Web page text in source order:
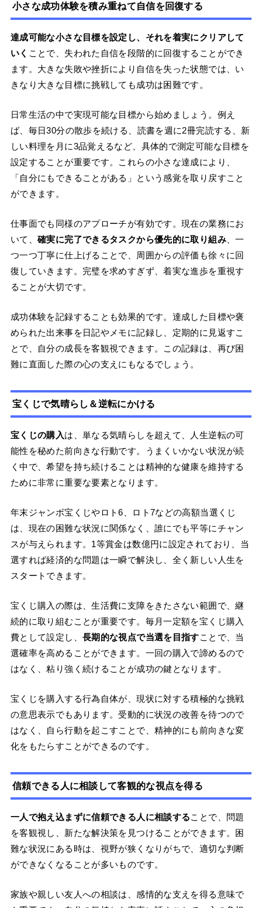
小さな成功体験を積み重ねて自信を回復する
達成可能な小さな目標を設定し、それを着実にクリアして
いく ことで、失われた自信を段階的に回復することができ
ます。大きな失敗や挫折により自信を失った状態では、い
きなり大きな目標に挑戦しても成功は困難です。
日常生活の中で実現可能な目標から始めましょう。例え
ば、毎日30分の散歩を続ける、読書を週に2冊完読する、新
しい料理を月に3品覚えるなど、具体的で測定可能な目標を
設定することが重要です。これらの小さな達成により、
「自分にもできることがある」という感覚を取り戻すこと
ができます。
仕事面でも同様のアプローチが有効です。現在の業務にお
いて、確実に完了できるタスクから優先的に取り組み、一
つ一つ丁寧に仕上げることで、周囲からの評価も徐々に回
復していきます。完璧を求めすぎず、着実な進歩を重視す
ることが大切です。
成功体験を記録することも効果的です。達成した目標や褒
められた出来事を日記やメモに記録し、定期的に見返すこ
とで、自分の成長を客観視できます。この記録は、再び困
難に直面した際の心の支えにもなるでしょう。
宝くじで気晴らし＆逆転にかける
宝くじの購入は、単なる気晴らしを超えて、人生逆転の可
能性を秘めた前向きな行動です。うまくいかない状況が続
く中で、希望を持ち続けることは精神的な健康を維持する
ために非常に重要な要素となります。
年末ジャンボ宝くじやロト6、ロト7などの高額当選くじ
は、現在の困難な状況に関係なく、誰にでも平等にチャン
スが与えられます。1等賞金は数億円に設定されており、当
選すれば経済的な問題は一瞬で解決し、全く新しい人生を
スタートできます。
宝くじ購入の際は、生活費に支障をきたさない範囲で、継
続的に取り組むことが重要です。毎月一定額を宝くじ購入
費として設定し、 長期的な視点で当選を目指すことで、当
選確率を高めることができます。一回の購入で諦めるので
はなく、粘り強く続けることが成功の鍵となります。
宝くじを購入する行為自体が、現状に対する積極的な挑戦
の意思表示でもあります。受動的に状況の改善を待つので
はなく、自ら行動を起こすことで、精神的にも前向きな変
化をもたらすことができるのです。
信頼できる人に相談して客観的な視点を得る
一人で抱え込まずに信頼できる人に相談することで、問題
を客観視し、新たな解決策を見つけることができます。困
難な状況にある時は、視野が狭くなりがちで、適切な判断
ができなくなることが多いものです。
家族や親しい友人への相談は、感情的な支えを得る意味で